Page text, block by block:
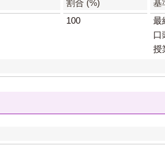
割合 (%)
基
100
最
口
授